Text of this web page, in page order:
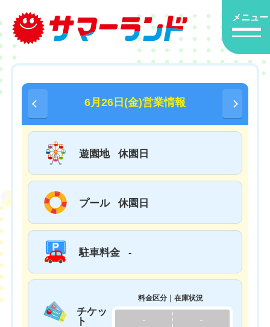
メニュー
6月26日(金)営業情報
遊園地 休園日
プール 休園日
駐車料金 -
チケッ
ト
料金区分｜在庫状況
- -